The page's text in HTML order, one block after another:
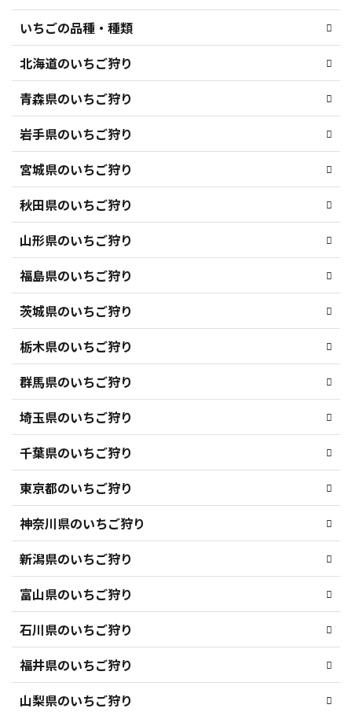
いちごの品種・種類
北海道のいちご狩り
青森県のいちご狩り
岩手県のいちご狩り
宮城県のいちご狩り
秋田県のいちご狩り
山形県のいちご狩り
福島県のいちご狩り
茨城県のいちご狩り
栃木県のいちご狩り
群馬県のいちご狩り
埼玉県のいちご狩り
千葉県のいちご狩り
東京都のいちご狩り
神奈川県のいちご狩り
新潟県のいちご狩り
富山県のいちご狩り
石川県のいちご狩り
福井県のいちご狩り
山梨県のいちご狩り